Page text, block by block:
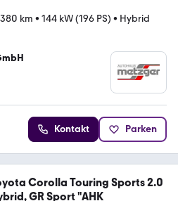
km • 144 kW (196 PS) • Hybrid
Kontakt Parken
Corolla Touring Sports 2.0
GR Sport "AHK